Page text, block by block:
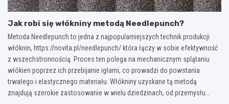
Jak robi się włókniny metodą Needlepunch?
Metoda Needlepunch to jedna z najpopularniejszych technik produkcji
włóknin, https://novita.pl/needlepunch/ która łączy w sobie efektywność
z wszechstronnością. Proces ten polega na mechanicznym splątaniu
włókien poprzez ich przebijanie igłami, co prowadzi do powstania
trwałego i elastycznego materiału. Włókniny uzyskane tą metodą
znajdują szerokie zastosowanie w wielu dziedzinach, od przemysłu…